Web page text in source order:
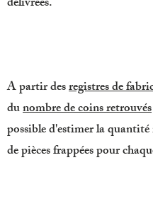
A partir desregistres de
dunombre de coins retrouvés
possible d'estimer la quantité
de pièces frappées pour